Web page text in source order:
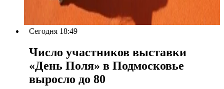
Сегодня 18:49
Число участников выставки
«День Поля» в Подмосковье
выросло до 80